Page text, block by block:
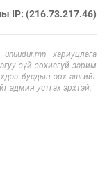
IP: (216.73.217.46)
хариуцлага
зүй зохисгүй зарим
бусдын эрх ашгийг
админ устгах эрхтэй.